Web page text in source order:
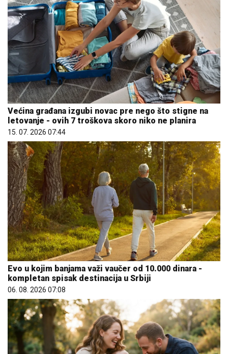
Većina građana izgubi novac pre nego što stigne na
letovanje - ovih 7 troškova skoro niko ne planira
15. 07. 2026 07:44
Evo u kojim banjama važi vaučer od 10.000 dinara -
kompletan spisak destinacija u Srbiji
06. 08. 2026 07:08